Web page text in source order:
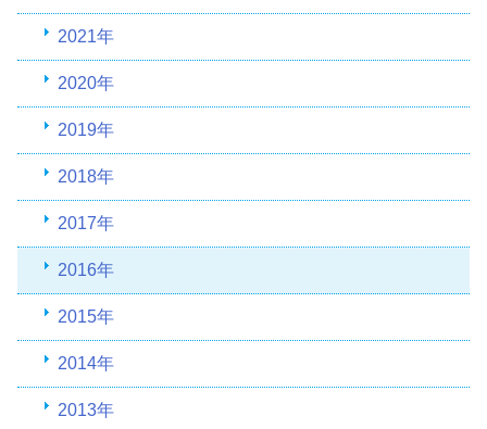
2021年
2020年
2019年
2018年
2017年
2016年
2015年
2014年
2013年